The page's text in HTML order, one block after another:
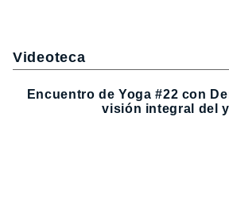
Videoteca
Encuentro de Yoga #22 con
visión integral del